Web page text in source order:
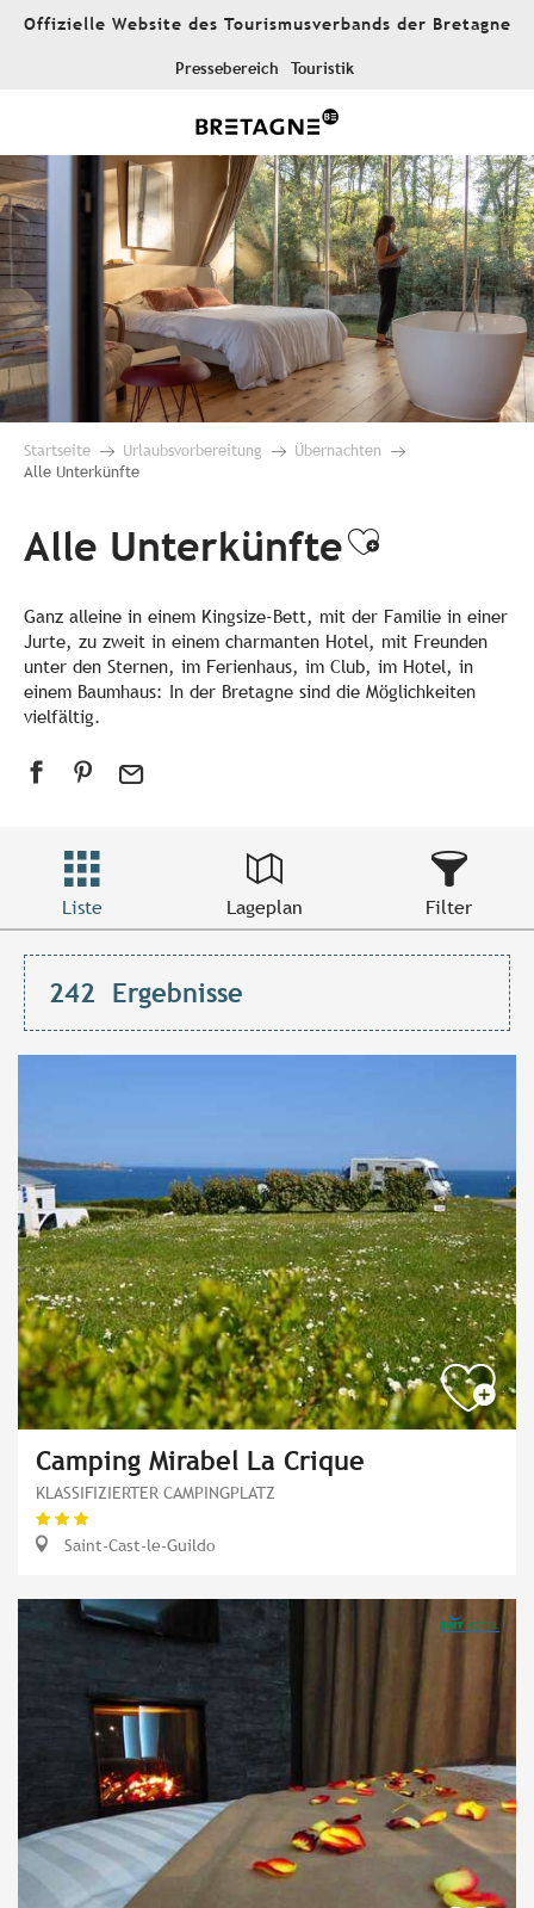
AllerOffizielle Website des Tourismusverbands der Bretagne
Pressebereich Touristik
Startseite Urlaubsvorbereitung
Übernachten
Alle Unterkünfte
Alle UnterkünfteAjouter
Ganz alleine in einem Kingsize-Bett, mit der Familie in einer
Jurte, zu zweit in einem charmanten Hotel, mit Freunden
unter den Sternen, im Ferienhaus, im Club, im Hotel, in
einem Baumhaus: In der Bretagne sind die Möglichkeiten
vielfältig.
Liste Lageplan Filter
242 Ergebnisse
Camping Mirabel La Crique
KLASSIFIZIERTER CAMPINGPLATZ
Saint-Cast-le-Guildo